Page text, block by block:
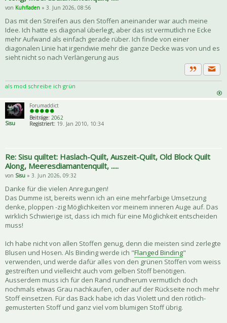
von Kuhfladen » 3. Jun 2026, 08:56
Das mit den Streifen aus den Stoffen aneinander war auch meine
Idee. Ich hatte es diagonal überlegt, aber das ist vermutlich ne Ecke
mehr Aufwand als einfach gerade rüber. Ich finde von einer
diagonalen Linie hat irgendwie mehr die ganze Decke was von und es
sieht nicht so nach Verlängerung aus
Zitat
als mod schreibe ich grün
Sisu
Forumaddict
Beiträge: 2062
Registriert:19. Jan 2010, 10:34
Re: Sisu quiltet: Haslach-Quilt, Auszeit-Quilt, Old Block Quilt
Along, Meeresdiamantenquilt, .....
von Sisu » 3. Jun 2026, 09:32
Danke für die vielen Anregungen!
Das Dumme ist, bereits wenn ich an eine mehrfarbige Umsetzung
denke, ploppen -zig Möglichkeiten vor meinem inneren Auge auf. Das
wirklich Schwierige ist, dass ich mich für eine Möglichkeit entscheiden
muss!
Ich habe nicht von allen Stoffen genug, denn die meisten sind zerlegte
Blusen und Hosen. Als Binding werde ich "Flanged Binding"
verwenden, und werde dafür alles von den grünen Stoffen vom weiss
gestreiften und vielleicht auch vom gelben Stoff benötigen.
Ausserdem muss ich für den Rand rundherum vermutlich doch
nochmals etwas Grau nachkaufen, oder auf der Rückseite noch mehr
Stoff einsetzen. Für das Back habe ich das Violett und den rötlich-
gemusterten Stoff und ganz viel vom blumigen Stoff übrig.